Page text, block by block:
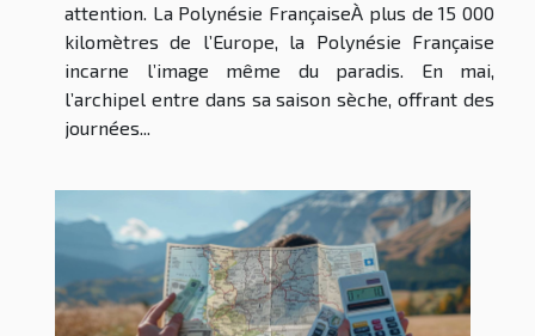
attention. La Polynésie FrançaiseÀ plus de 15 000
kilomètres de l’Europe, la Polynésie Française
incarne l’image même du paradis. En mai,
l’archipel entre dans sa saison sèche, offrant des
journées...